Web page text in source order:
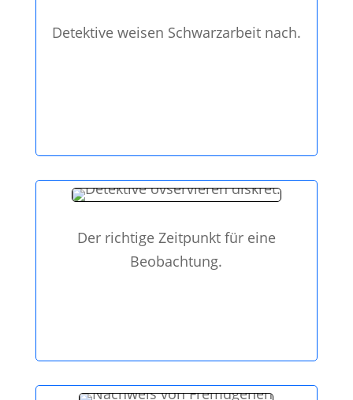
Detektive weisen Schwarzarbeit nach.
Der richtige Zeitpunkt für eine
Beobachtung.